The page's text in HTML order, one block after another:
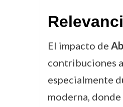
El impacto de
contribuciones
especialmente
moderna,